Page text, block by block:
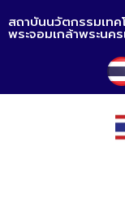
สถาบันนวัตกรรมเทค
พระจอมเกล้าพระนค